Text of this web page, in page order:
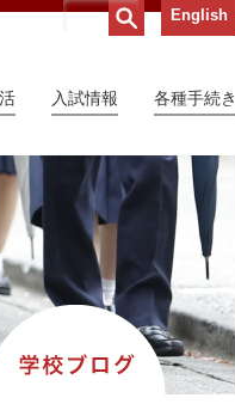
English
入試情報 各種手続き